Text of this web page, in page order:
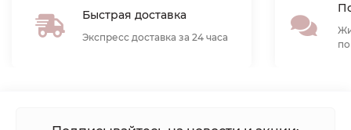
Быстрая доставка
Экспресс доставка за 24 часа